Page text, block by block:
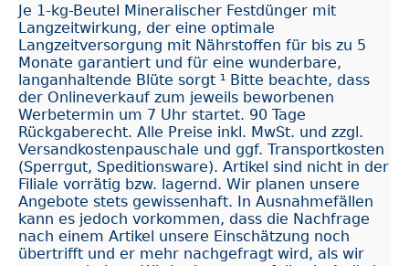
Je 1-kg-Beutel Mineralischer Festdünger mit
Langzeitwirkung, der eine optimale
Langzeitversorgung mit Nährstoffen für bis zu 5
Monate garantiert und für eine wunderbare,
langanhaltende Blüte sorgt ¹ Bitte beachte, dass
der Onlineverkauf zum jeweils beworbenen
Werbetermin um 7 Uhr startet. 90 Tage
Rückgaberecht. Alle Preise inkl. MwSt. und zzgl.
Versandkostenpauschale und ggf. Transportkosten
(Sperrgut, Speditionsware). Artikel sind nicht in der
Filiale vorrätig bzw. lagernd. Wir planen unsere
Angebote stets gewissenhaft. In Ausnahmefällen
kann es jedoch vorkommen, dass die Nachfrage
nach einem Artikel unsere Einschätzung noch
übertrifft und er mehr nachgefragt wird, als wir